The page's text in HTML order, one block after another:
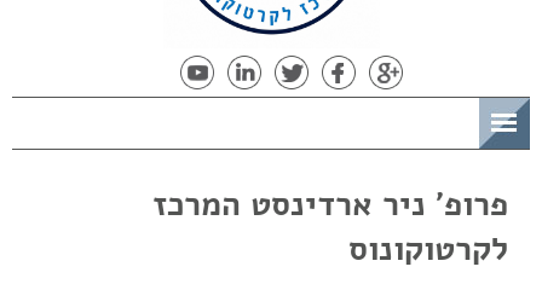
פרופ' ניר ארדינסט המרכז
לקרטוקונוס